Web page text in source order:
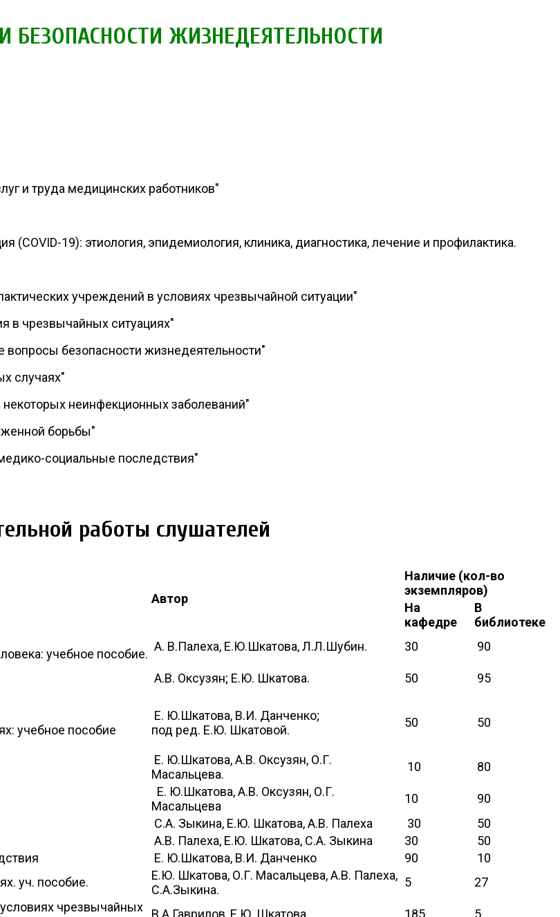
ЖИЗНЕДЕЯТЕЛЬНОСТИ
и труда медицинских работников"
19): этиология, эпидемиология, клиника, диагностика, лечение и профилактика.
учреждений в условиях чрезвычайной ситуации"
в чрезвычайных ситуациях"
безопасности жизнедеятельности"
случаях"
неинфекционных заболеваний"
борьбы"
социальные последствия"
работы слушателей
Автор
Наличие (кол-во
экземпляров)
На
кафедре
В
библиотеке
учебное пособие.
А. В.Палеха, Е.Ю.Шкатова, Л.Л.Шубин. 30 90
А.В. Оксузян; Е.Ю. Шкатова. 50 95
учебное пособие
Е. Ю.Шкатова, В.И. Данченко;
под ред. Е.Ю. Шкатовой.
50 50
Е. Ю.Шкатова, А.В. Оксузян, О.Г.
Масальцева.
10 80
Е. Ю.Шкатова, А.В. Оксузян, О.Г.
Масальцева
10
90
С.А. Зыкина, Е.Ю. Шкатова, А.В. Палеха 30
50
А.В. Палеха, Е.Ю. Шкатова, С.А. Зыкина 30
50
Е. Ю.Шкатова, В.И. Данченко 90
10
уч. пособие.
Е.Ю. Шкатова, О.Г. Масальцева, А.В. Палеха,
С.А.Зыкина.
5 27
чрезвычайных
В.А.Гаврилов, Е.Ю. Шкатова. 185 5